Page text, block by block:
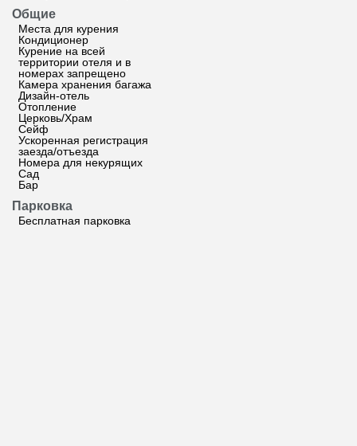
Общие
Места для курения
Кондиционер
Курение на всей
территории отеля и в
номерах запрещено
Камера хранения багажа
Дизайн-отель
Отопление
Церковь/Храм
Сейф
Ускоренная регистрация
заезда/отъезда
Номера для некурящих
Сад
Бар
Парковка
Бесплатная парковка